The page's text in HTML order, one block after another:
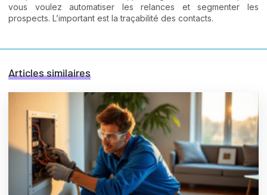
vous voulez automatiser les relances et segmenter les
prospects. L’important est la traçabilité des contacts.
Articles similaires